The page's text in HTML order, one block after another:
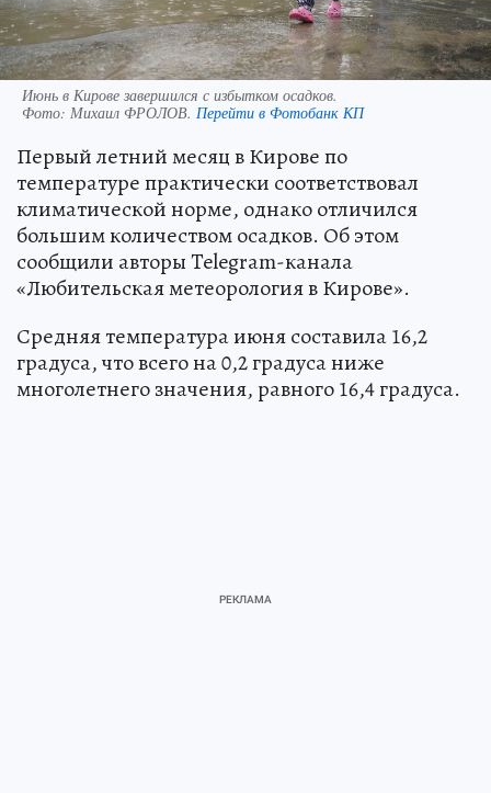
Июнь в Кирове завершился с избытком осадков.
Фото: Михаил ФРОЛОВ. Перейти в Фотобанк КП
Первый летний месяц в Кирове по
температуре практически соответствовал
климатической норме, однако отличился
большим количеством осадков. Об этом
сообщили авторы Telegram-канала
«Любительская метеорология в Кирове».
Средняя температура июня составила 16,2
градуса, что всего на 0,2 градуса ниже
многолетнего значения, равного 16,4 градуса.